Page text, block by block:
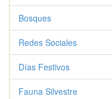
Bosques
Redes Sociales
Días Festivos
Fauna Silvestre